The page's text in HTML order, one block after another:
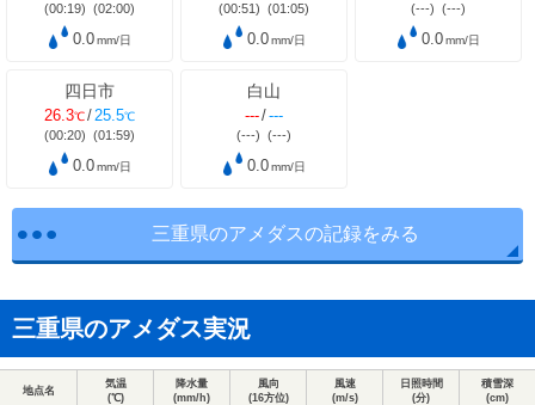
(00:19) (02:00)
0.0 mm/日
(00:51) (01:05)
0.0 mm/日
(---) (---)
0.0mm/日
四日市
26.3℃/25.5℃
(00:20) (01:59)
0.0 mm/日
白山
---/---
(---) (---)
0.0 mm/日
三重県のアメダスの記録をみる
三重県のアメダス実況
地点名
気温
(℃)
降水量
(mm/h)
風向
(16方位)
風速
(m/s)
日照時間
(分)
積雪深
(cm)